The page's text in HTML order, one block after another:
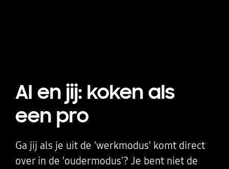
AI en jij: koken als
een pro
Ga jij als je uit de 'werkmodus' komt direct
over in de 'oudermodus'? Je bent niet de